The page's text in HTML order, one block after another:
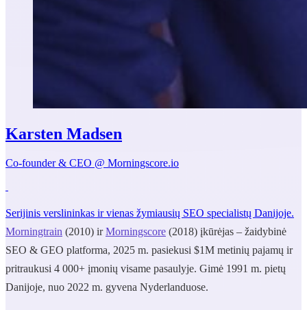
Karsten Madsen
Co-founder & CEO @ Morningscore.io
Serijinis verslininkas ir vienas žymiausių SEO specialistų Danijoje.
Morningtrain (2010) irMorningscore (2018) įkūrėjas – žaidybinė
SEO & GEO platforma, 2025 m. pasiekusi $1M metinių pajamų ir
pritraukusi 4 000+ įmonių visame pasaulyje. Gimė 1991 m. pietų
Danijoje, nuo 2022 m. gyvena Nyderlanduose.